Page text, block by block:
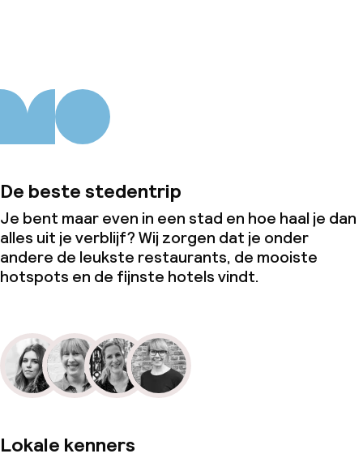
De beste stedentrip
Je bent maar even in een stad en hoe haal je dan
alles uit je verblijf? Wij zorgen dat je onder
andere de leukste restaurants, de mooiste
hotspots en de fijnste hotels vindt.
Lokale kenners